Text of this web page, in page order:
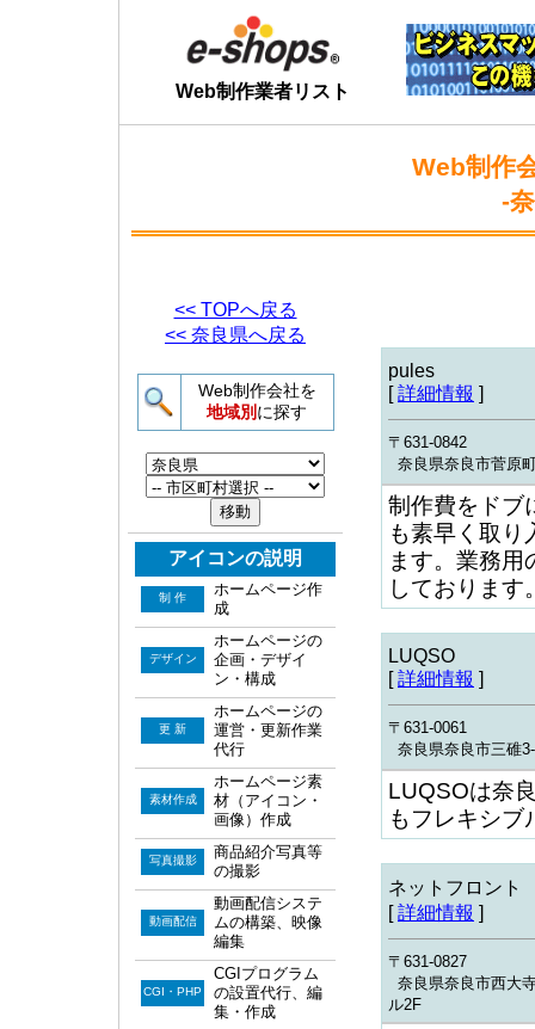
Web制作業者リスト
Web制作
-
<< TOPへ戻る
<< 奈良県へ戻る
Web制作会社を
地域別 に探す
アイコンの説明
制 作
ホームページ作
成
デザイン
ホームページの
企画・デザイ
ン・構成
更 新
ホームページの
運営・更新作業
代行
素材作成
ホームページ素
材（アイコン・
画像）作成
写真撮影
商品紹介写真等
の撮影
動画配信
動画配信システ
ムの構築、映像
編集
CGI・PHP
CGIプログラム
の設置代行、編
集・作成
pules
[詳細情報 ]
〒631-0842
奈良県奈良市菅原
制作費をドブ
も素早く取り
ます。業務
しております
LUQSO
[詳細情報 ]
〒631-0061
奈良県奈良市三碓
LUQSOは奈
もフレキシブ
ネットフロント
[詳細情報 ]
〒631-0827
奈良県奈良市西大
ル2F